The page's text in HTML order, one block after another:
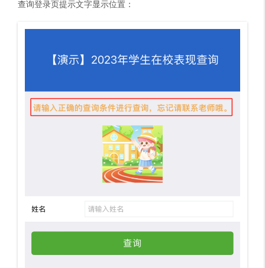
查询登录页提示文字显示位置：